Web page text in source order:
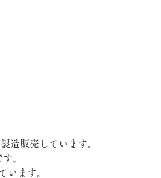
造販売しています。
。
います。